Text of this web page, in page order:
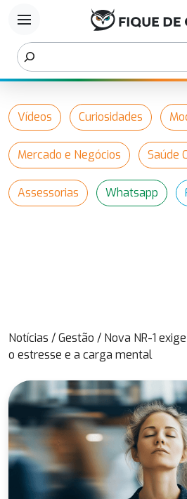
menu
Vídeos Curiosidades
Mercado e Negócios Saúde
Assessorias Whatsapp
Notícias /Gestão / Nova NR-1
o estresse e a carga mental